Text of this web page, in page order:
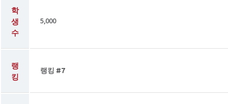
학
생
수
5,000
랭
킹
랭킹 #7